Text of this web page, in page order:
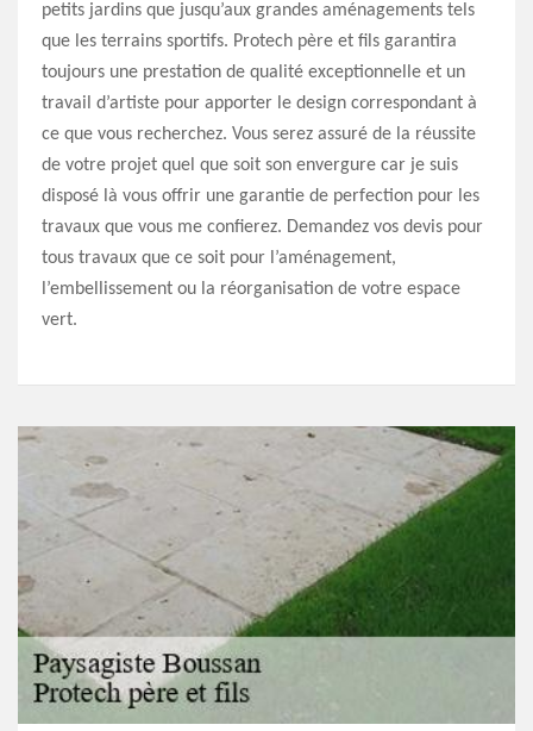
petits jardins que jusqu’aux grandes aménagements tels
que les terrains sportifs. Protech père et fils garantira
toujours une prestation de qualité exceptionnelle et un
travail d’artiste pour apporter le design correspondant à
ce que vous recherchez. Vous serez assuré de la réussite
de votre projet quel que soit son envergure car je suis
disposé là vous offrir une garantie de perfection pour les
travaux que vous me confierez. Demandez vos devis pour
tous travaux que ce soit pour l’aménagement,
l’embellissement ou la réorganisation de votre espace
vert.